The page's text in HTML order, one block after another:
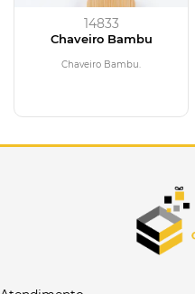
14833
Chaveiro Bambu
Chaveiro Bambu.